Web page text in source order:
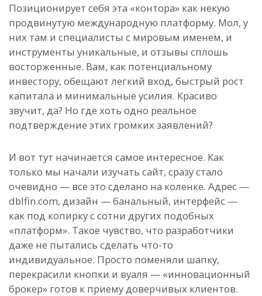
Позиционирует себя эта «контора» как некую
продвинутую международную платформу. Мол, у
них там и специалисты с мировым именем, и
инструменты уникальные, и отзывы сплошь
восторженные. Вам, как потенциальному
инвестору, обещают легкий вход, быстрый рост
капитала и минимальные усилия. Красиво
звучит, да? Но где хоть одно реальное
подтверждение этих громких заявлений?
И вот тут начинается самое интересное. Как
только мы начали изучать сайт, сразу стало
очевидно — все это сделано на коленке. Адрес —
dblfin.com, дизайн — банальный, интерфейс —
как под копирку с сотни других подобных
«платформ». Такое чувство, что разработчики
даже не пытались сделать что-то
индивидуальное. Просто поменяли шапку,
перекрасили кнопки и вуаля — «инновационный
брокер» готов к приему доверчивых клиентов.